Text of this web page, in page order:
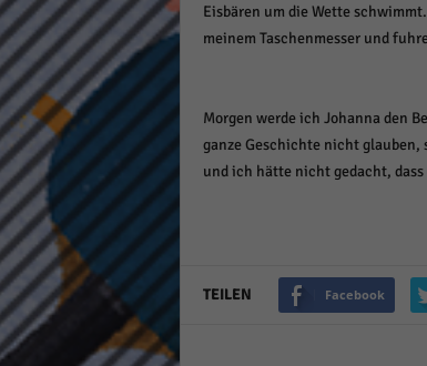
Eisbären um die Wette
meinem Taschenmesser und
Morgen werde ich Johanna den
ganze Geschichte nicht glauben,
und ich hätte nicht gedacht,
TEILEN Facebook